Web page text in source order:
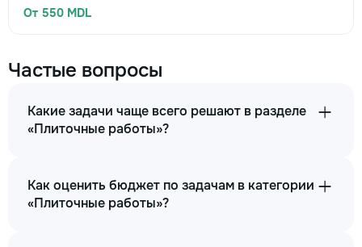
От 550 MDL
Частые вопросы
Какие задачи чаще всего решают в разделе
«Плиточные работы»?
Как оценить бюджет по задачам в категории
«Плиточные работы»?